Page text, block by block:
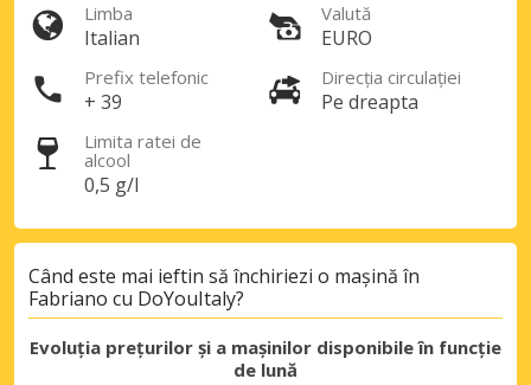
Limba
Italian
Valută
EURO
Prefix telefonic
+ 39
Direcția circulației
Pe dreapta
Limita ratei de
alcool
0,5 g/l
Când este mai ieftin să închiriezi o mașină în
Fabriano cu DoYouItaly?
Evoluția prețurilor și a mașinilor disponibile în funcție
de lună